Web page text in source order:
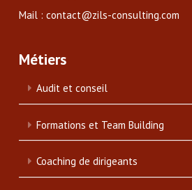
Mail : contact@zils-consulting.com
Métiers
Audit et conseil
Formations et Team Building
Coaching de dirigeants